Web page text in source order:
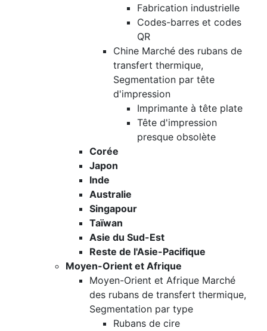
Fabrication industrielle
Codes-barres et codes
QR
Chine Marché des rubans de
transfert thermique,
Segmentation par tête
d'impression
Imprimante à tête plate
Tête d'impression
presque obsolète
Corée
Japon
Inde
Australie
Singapour
Taïwan
Asie du Sud-Est
Reste de l'Asie-Pacifique
Moyen-Orient et Afrique
Moyen-Orient et Afrique Marché
des rubans de transfert thermique,
Segmentation par type
Rubans de cire